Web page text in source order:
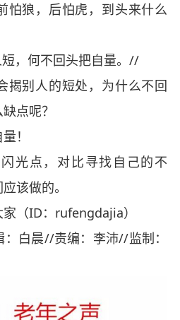
狼，后怕虎，到头来什么
，何不回头把自量。//
别人的短处，为什么不回
点呢？
！
点，对比寻找自己的不
该做的。
（ID：rufengdajia）
白晨//责编：李沛//监制：